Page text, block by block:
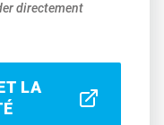
directement
LA